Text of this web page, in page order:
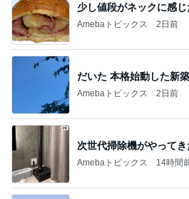
少し値段がネックに感
Amebaトピックス 2日前
だいた 本格始動した新
Amebaトピックス 2日前
次世代掃除機がやってき
Amebaトピックス 14時間